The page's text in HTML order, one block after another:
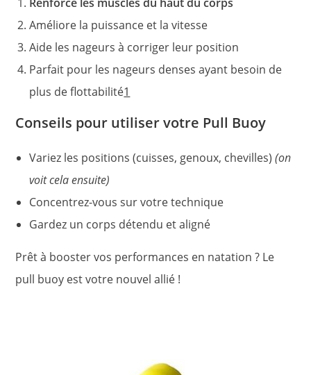
Améliore la puissance et la vitesse
Aide les nageurs à corriger leur position
Parfait pour les nageurs denses ayant besoin de
plus de flottabilité1
Conseils pour utiliser votre Pull Buoy
Variez les positions (cuisses, genoux, chevilles)(on
voit cela ensuite)
Concentrez-vous sur votre technique
Gardez un corps détendu et aligné
Prêt à booster vos performances en natation ? Le
pull buoy est votre nouvel allié !